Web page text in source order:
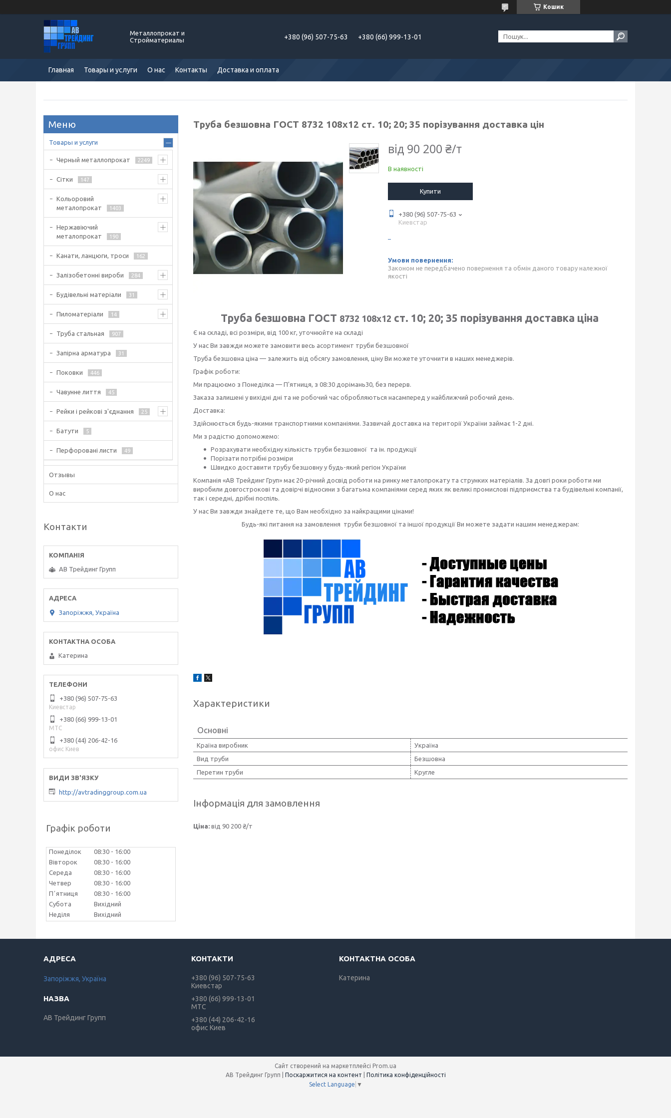
Кошик
Металлопрокат и
Стройматериалы
+380 (96) 507-75-63 +380 (66) 999-13-01
Главная Товары и услуги О нас Контакты Доставка и оплата
Труба безшовна ГОСТ 8732 108х12 ст. 10; 20; 35 порізування доставка цін
від 90 200 ₴/т
В наявності
Купити
+380 (96) 507-75-63
Киевстар
Законом не передбачено повернення та обмін даного товару належної
якості
Труба безшовна ГОСТ 8732 108х12 ст. 10; 20; 35 порізування доставка ціна
Є на складі, всі розміри, від 100 кг, уточнюйте на складі
У нас Ви завжди можете замовити весь асортимент труби безшовної
Труба безшовна ціна — залежить від обсягу замовлення, ціну Ви можете уточнити в наших менеджерів.
Графік роботи:
Ми працюємо з Понеділка — П'ятниця, з 08:30 дорімань30, без перерв.
Заказа залишені у вихідні дні та не робочий час обробляються насамперед у найближчий робочий день.
Доставка:
Здійснюється будь-якими транспортними компаніями. Зазвичай доставка на території України займає 1-2 дні.
Ми з радістю допоможемо:
Розрахувати необхідну кількість труби безшовної та ін. продукції
Порізати потрібні розміри
Швидко доставити трубу безшовну у будь-який регіон України
Компанія «АВ Трейдинг Груп» має 20-річний досвід роботи на ринку металопрокату та струнких матеріалів. За довгі роки роботи ми
виробили довгострокові та довірчі відносини з багатьма компаніями серед яких як великі промислові підприємства та будівельні компанії,
так і середні, дрібні поспіль.
У нас Ви завжди знайдете те, що Вам необхідно за найкращими цінами!
Будь-які питання на замовлення труби безшовної та іншої продукції Ви можете задати нашим менеджерам:
Характеристики
Основні
Країна виробник
Україна
Вид труби
Безшовна
Перетин труби
Кругле
Інформація для замовлення
Ціна: від 90 200 ₴/т
Товары и услуги
Черный металлопрокат 2249
Сітки 147
Кольоровий
металопрокат
1403
Нержавіючий
металопрокат
190
Канати, ланцюги, троси 162
Залізобетонні вироби 284
Будівельні матеріали 31
Пиломатеріали 14
Труба стальная 907
Запірна арматура 31
Поковки 446
Чавунне лиття 45
Рейки і рейкові з'єднання 25
Батути 5
Перфоровані листи 49
Отзывы
О нас
Контакти
АВ Трейдинг Групп
Запоріжжя, Україна
Катерина
+380 (96) 507-75-63
Киевстар
+380 (66) 999-13-01
МТС
+380 (44) 206-42-16
офис Киев
http://avtradinggroup.com.ua
Графік роботи
Понеділок 08:30
16:00
Вівторок
08:30
16:00
Середа
08:30
16:00
Четвер
08:30
16:00
Пʼятниця
08:30
16:00
Субота
Вихідний
Неділя
Вихідний
Запоріжжя, Україна
АВ Трейдинг Групп
+380 (96) 507-75-63
Киевстар
+380 (66) 999-13-01
МТС
+380 (44) 206-42-16
офис Киев
Катерина
Сайт створений на маркетплейсі Prom.ua
Поскаржитися на контент
Політика конфіденційності
Select Language ▼